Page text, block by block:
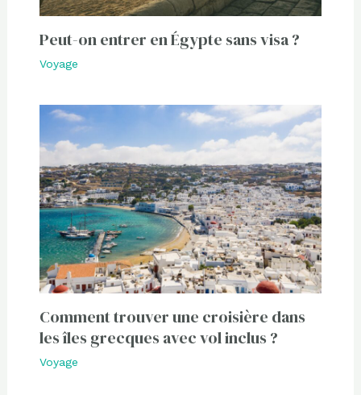
Peut-on entrer en Égypte sans visa ?
Voyage
Comment trouver une croisière dans
les îles grecques avec vol inclus ?
Voyage